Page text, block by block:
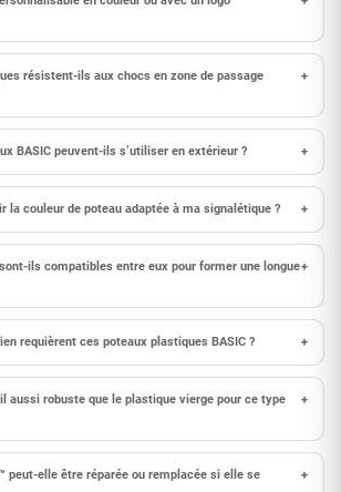
résistent-ils aux chocs en zone de passage
+
BASIC peuvent-ils s’utiliser en extérieur ? +
la couleur de poteau adaptée à ma signalétique ? +
ils compatibles entre eux pour former une longue+
requièrent ces poteaux plastiques BASIC ? +
aussi robuste que le plastique vierge pour ce type
+
peut-elle être réparée ou remplacée si elle se
+